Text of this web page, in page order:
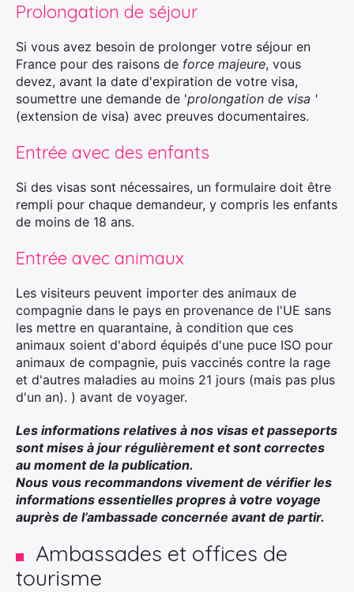
Prolongation de séjour
Si vous avez besoin de prolonger votre séjour en
France pour des raisons de force majeure, vous
devez, avant la date d'expiration de votre visa,
soumettre une demande de 'prolongation de visa '
(extension de visa) avec preuves documentaires.
Entrée avec des enfants
Si des visas sont nécessaires, un formulaire doit être
rempli pour chaque demandeur, y compris les enfants
de moins de 18 ans.
Entrée avec animaux
Les visiteurs peuvent importer des animaux de
compagnie dans le pays en provenance de l'UE sans
les mettre en quarantaine, à condition que ces
animaux soient d'abord équipés d'une puce ISO pour
animaux de compagnie, puis vaccinés contre la rage
et d'autres maladies au moins 21 jours (mais pas plus
d'un an). ) avant de voyager.
Les informations relatives à nos visas et passeports
sont mises à jour régulièrement et sont correctes
au moment de la publication.
Nous vous recommandons vivement de vérifier les
informations essentielles propres à votre voyage
auprès de l’ambassade concernée avant de partir.
Ambassades et offices de
tourisme